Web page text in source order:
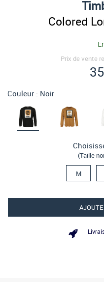
Colored
Prix de vente
Couleur : Noir
(Taille
M